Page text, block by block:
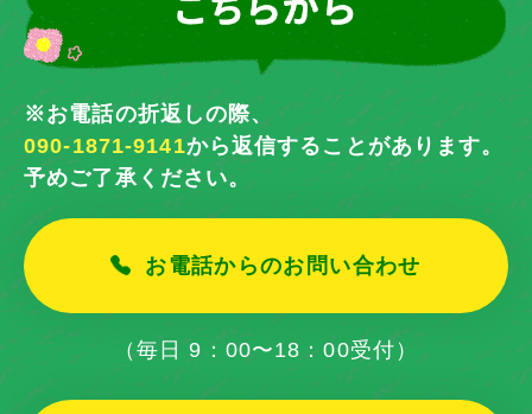
※お電話の折返しの際、
090-1871-9141から返信することがあります。
予めご了承ください。
お電話からのお問い合わせ
（毎日 9：00〜18：00受付）